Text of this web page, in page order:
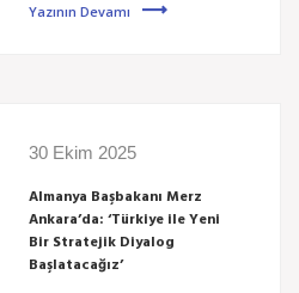
Yazının Devamı
30 Ekim 2025
Almanya Başbakanı Merz
Ankara’da: ‘Türkiye ile Yeni
Bir Stratejik Diyalog
Başlatacağız’